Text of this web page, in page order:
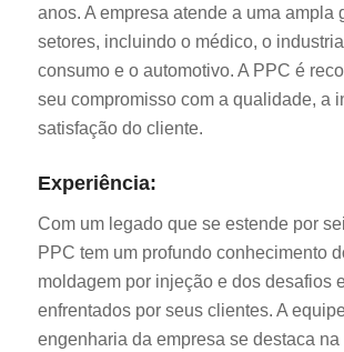
anos. A empresa atende a uma ampla
setores, incluindo o médico, o
consumo e o automotivo. A PPC é
seu compromisso com a qualidade, a
satisfação do cliente.
Experiência:
Com um legado que se estende por
PPC tem um profundo conhecimento
moldagem por injeção e dos desafios
enfrentados por seus clientes. A
engenharia da empresa se destaca